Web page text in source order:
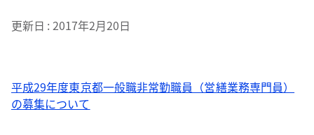
更新日 2017年2月20日
平成29年度東京都一般職非常勤職員（営繕業務専門員）
の募集について